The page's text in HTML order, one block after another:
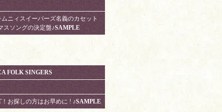
ニィスイーパーズ名義のカセット
スソングの決定盤♪SAMPLE
FOLK SINGERS
お探しの方はお早めに ! ♪SAMPLE